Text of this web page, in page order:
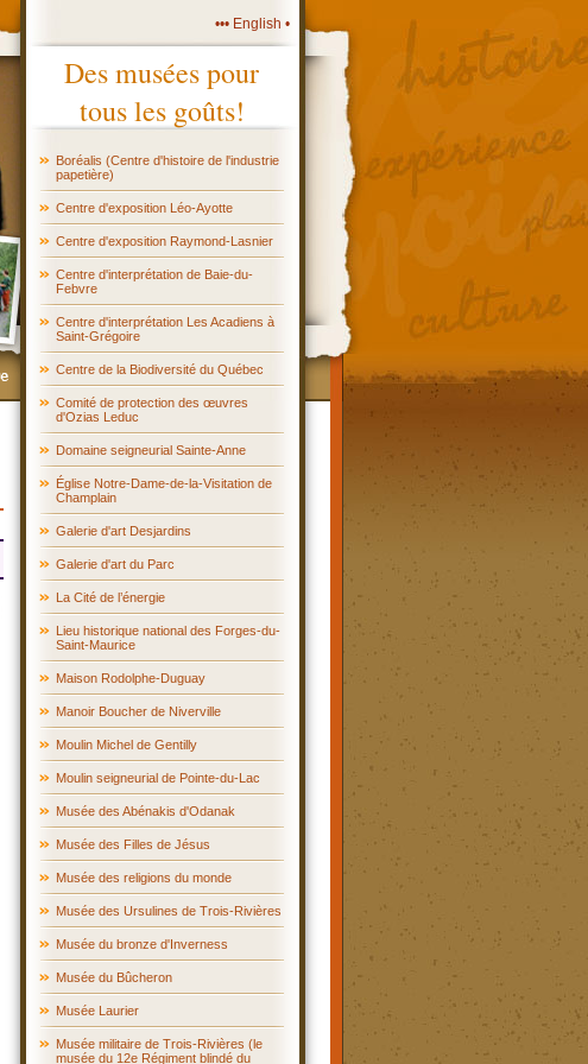
••• English •
Des musées pour
tous les goûts!
Boréalis (Centre d'histoire de l'industrie
papetière)
Centre d'exposition Léo-Ayotte
Centre d'exposition Raymond-Lasnier
Centre d'interprétation de Baie-du-
Febvre
Centre d'interprétation Les Acadiens à
Saint-Grégoire
Centre de la Biodiversité du Québec
Comité de protection des œuvres
d'Ozias Leduc
Domaine seigneurial Sainte-Anne
Église Notre-Dame-de-la-Visitation de
Champlain
Galerie d'art Desjardins
Galerie d'art du Parc
La Cité de l’énergie
Lieu historique national des Forges-du-
Saint-Maurice
Maison Rodolphe-Duguay
Manoir Boucher de Niverville
Moulin Michel de Gentilly
Moulin seigneurial de Pointe-du-Lac
Musée des Abénakis d'Odanak
Musée des Filles de Jésus
Musée des religions du monde
Musée des Ursulines de Trois-Rivières
Musée du bronze d'Inverness
Musée du Bûcheron
Musée Laurier
Musée militaire de Trois-Rivières (le
musée du 12e Régiment blindé du